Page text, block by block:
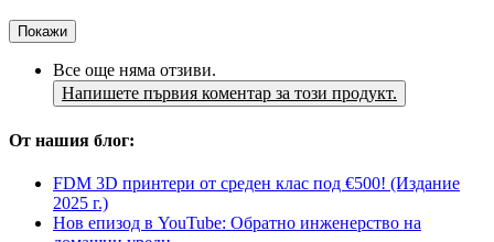
Покажи
Все още няма отзиви.
Напишете първия коментар за този продукт.
От нашия блог:
FDM 3D принтери от среден клас под €500! (Издание
2025 г.)
Нов епизод в YouTube: Обратно инженерство на